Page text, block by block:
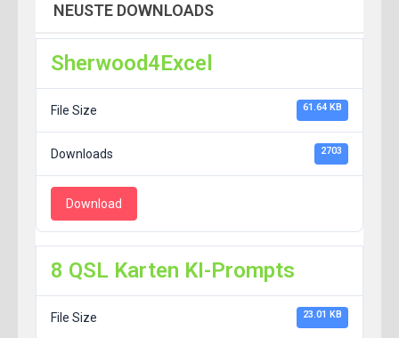
NEUSTE DOWNLOADS
Sherwood4Excel
File Size 61.64 KB
Downloads 2703
Download
8 QSL Karten KI-Prompts
File Size 23.01 KB